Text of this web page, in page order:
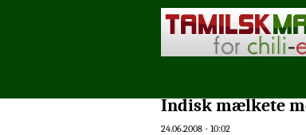
Indisk mælkete
24.06.2008 - 10:02